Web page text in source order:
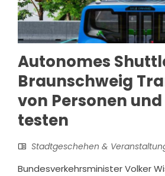
Autonomes
Braunschweig
von Personen
testen
Stadtgeschehen &
Bundesverkehrsminister Volker